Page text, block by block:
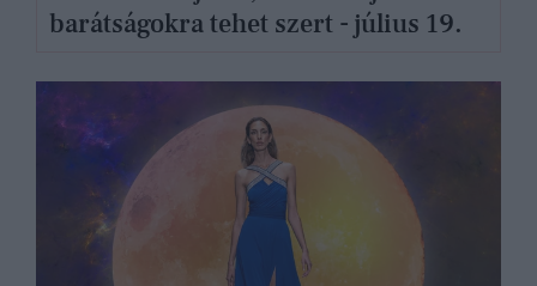
barátságokra tehet szert - július 19.